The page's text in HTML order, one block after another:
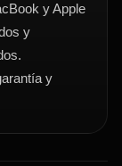
y Apple
y
y